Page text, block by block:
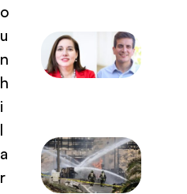
o
u
n
h
i
l
a
r